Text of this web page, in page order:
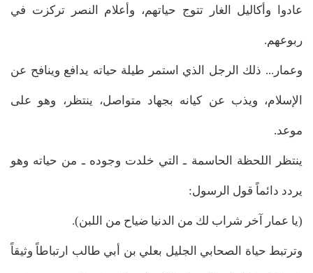
عادوا وأكاليل الغار تتوج حياتهم، وأعلام النصر تركزت في
ربوعهم.
وعمار... ذلك الرجل الذي استمر طيلة حياته يدافع وينافح عن
الإسلام، ويذب عن كيانه بجهاد متواصل، ينتظر، وهو على
موعد.
ينتظر اللحظة الحاسمة ـ التي خلدت وجوده ـ من حياته وهو
يردد دائماً قول الرسول:
(يا عمار آخر شراب لك من الدنيا ضياح من اللبن).
وترتبط حياة الصحابي الجليل بعلي بن أبي طالب ارتباطاً وثيقاً